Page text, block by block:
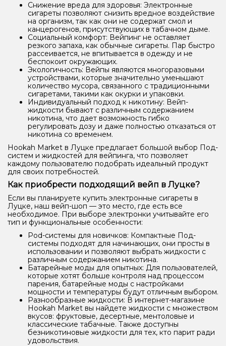
Снижение вреда для здоровья: Электронные
сигареты позволяют снизить вредное воздействие
на организм, так как они не содержат смол и
канцерогенов, присутствующих в табачном дыме.
Социальный комфорт: Вейпинг не оставляет
резкого запаха, как обычные сигареты. Пар быстро
рассеивается, не впитывается в одежду и не
беспокоит окружающих.
Экологичность: Вейпы являются многоразовыми
устройствами, которые значительно уменьшают
количество мусора, связанного с традиционными
сигаретами, такими как окурки и упаковки.
Индивидуальный подход к никотину: Вейп-
жидкости бывают с различным содержанием
никотина, что дает возможность гибко
регулировать дозу и даже полностью отказаться от
никотина со временем.
Hookah Market в Луцке предлагает большой выбор Под-
систем и жидкостей для вейпинга, что позволяет
каждому пользователю подобрать идеальный продукт
для своих потребностей.
Как приобрести подходящий вейп в Луцке?
Если вы планируете купить электронные сигареты в
Луцке, наш вейп-шоп — это место, где есть все
необходимое. При выборе электронки учитывайте его
тип и функциональные особенности:
Pod-системы для новичков: Компактные Под-
системы подходят для начинающих, они просты в
использовании и позволяют выбрать жидкости с
различным содержанием никотина.
Батарейные моды для опытных: Для пользователей,
которые хотят больше контроля над процессом
парения, батарейные моды с настройками
мощности и температуры будут отличным выбором.
Разнообразные жидкости: В интернет-магазине
Hookah Market вы найдете жидкости с множеством
вкусов: фруктовые, десертные, ментоловые и
классические табачные. Также доступны
безникотиновые жидкости для тех, кто парит ради
удовольствия.